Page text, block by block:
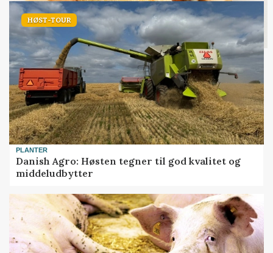
HØST-TOUR
PLANTER
Danish Agro: Høsten tegner til god kvalitet og
middeludbytter